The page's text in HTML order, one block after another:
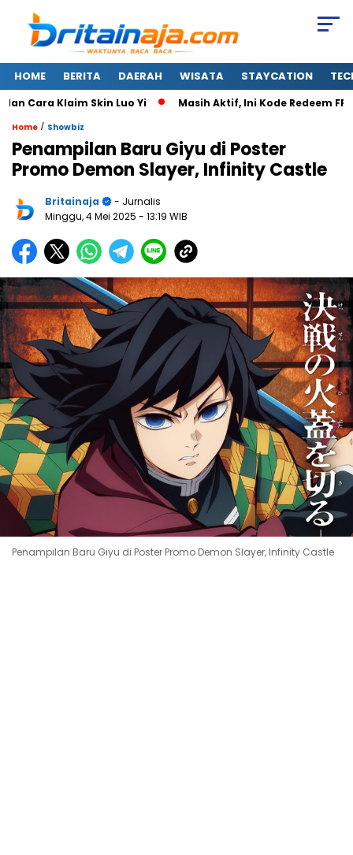
HOME BERITA DAERAH WISATA STAYCATION
Cara Klaim Skin Luo Yi Masih Aktif, Ini Kode Redeem FF 7
Home / Showbiz
Penampilan Baru Giyu di Poster
Promo Demon Slayer, Infinity Castle
Britainaja
- Jurnalis
Minggu, 4 Mei 2025 - 13:19 WIB
Penampilan Baru Giyu di Poster Promo Demon Slayer, Infinity Castle